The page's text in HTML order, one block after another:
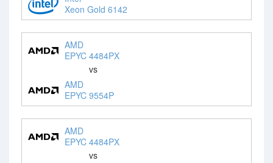
Xeon Gold 6142
AMD
EPYC 4484PX
vs
AMD
EPYC 9554P
AMD
EPYC 4484PX
vs